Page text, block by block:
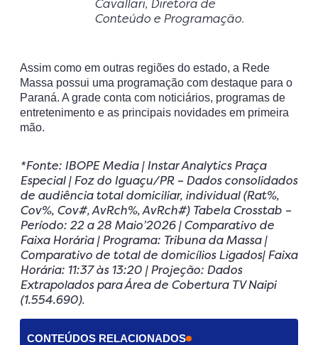
Cavallari, Diretora de
Conteúdo e Programação.
Assim como em outras regiões do estado, a Rede
Massa possui uma programação com destaque para o
Paraná. A grade conta com noticiários, programas de
entretenimento e as principais novidades em primeira
mão.
*Fonte: IBOPE Media | Instar Analytics Praça
Especial | Foz do Iguaçu/PR – Dados consolidados
de audiência total domiciliar, individual (Rat%,
Cov%, Cov#, AvRch%, AvRch#) Tabela Crosstab –
Período: 22 a 28 Maio’2026 | Comparativo de
Faixa Horária | Programa: Tribuna da Massa |
Comparativo de total de domicílios Ligados| Faixa
Horária: 11:37 às 13:20 | Projeção: Dados
Extrapolados para Área de Cobertura TV Naipi
(1.554.690).
CONTEÚDOS RELACIONADOS